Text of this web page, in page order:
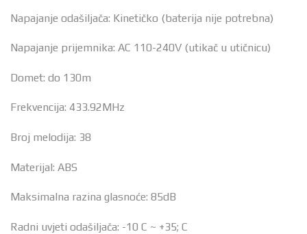
Napajanje odašiljača: Kinetičko (baterija nije potrebna)
Napajanje prijemnika: AC 110-240V (utikač u utičnicu)
Domet: do 130m
Frekvencija: 433.92MHz
Broj melodija: 38
Materijal: ABS
Maksimalna razina glasnoće: 85dB
Radni uvjeti odašiljača: -10 C ~ +35; C